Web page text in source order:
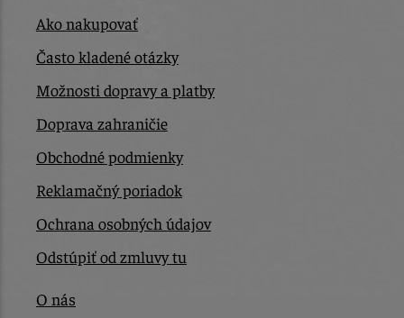
Ako nakupovať
Často kladené otázky
Možnosti dopravy a platby
Doprava zahraničie
Obchodné podmienky
Reklamačný poriadok
Ochrana osobných údajov
Odstúpiť od zmluvy tu
O nás